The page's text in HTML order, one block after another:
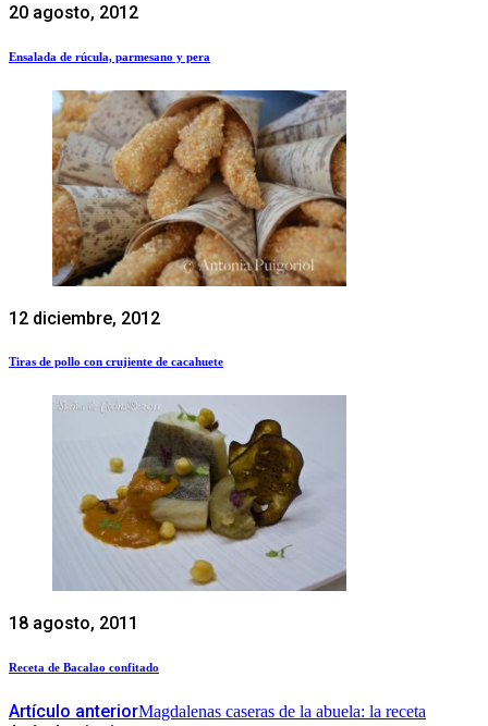
20 agosto, 2012
Ensalada de rúcula, parmesano y pera
12 diciembre, 2012
Tiras de pollo con crujiente de cacahuete
18 agosto, 2011
Receta de Bacalao confitado
Artículo anteriorMagdalenas caseras de la abuela: la receta